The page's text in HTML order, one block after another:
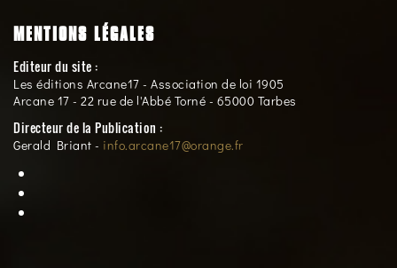
MENTIONS LÉGALES
Editeur du site :
Les éditions Arcane17 - Association de loi 1905
Arcane 17 - 22 rue de l'Abbé Torné - 65000 Tarbes
Directeur de la Publication :
Gerald Briant - info.arcane17@orange.fr